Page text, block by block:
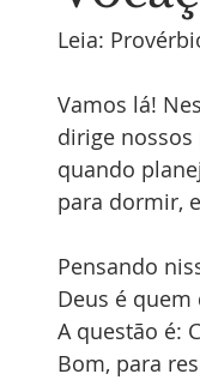
Leia:
Vamos lá!
dirige nossos
quando
para dormir,
Pensando
Deus é
A questão é:
Bom, para